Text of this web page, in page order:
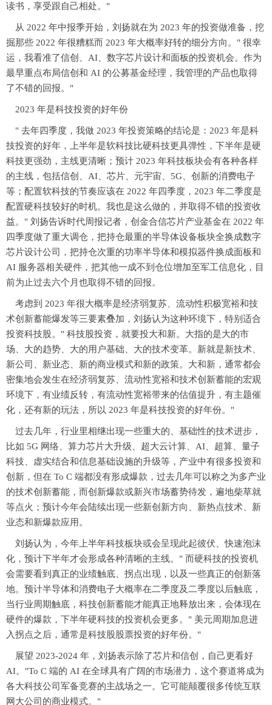
读书，享受跟自己相处。"
从 2022 年中报季开始，刘扬就在为 2023 年的投资做准备，挖
掘那些 2022 年很糟糕而 2023 年大概率好转的细分方向。" 很幸
运，我看准了信创、AI、数字芯片设计和面板的投资机会。作为
最早重点布局信创和 AI 的公募基金经理，我管理的产品也取得
了不错的回报。"
2023 年是科技投资的好年份
" 去年四季度，我做 2023 年投资策略的结论是：2023 年是科
技投资的好年，上半年是软科技比硬科技更具弹性，下半年是硬
科技更强劲，主线更清晰；预计 2023 年科技板块会有各种各样
的主线，包括信创、AI、芯片、元宇宙、5G、创新的消费电子
等；配置软科技的节奏应该在 2022 年四季度，2023 年二季度是
配置硬科技较好的时机。我也是这么做的，并取得不错的投资收
益。" 刘扬告诉时代周报记者，创金合信芯片产业基金在 2022 年
四季度做了重大调仓，把持仓最重的半导体设备板块全换成数字
芯片设计公司，把持仓次重的功率半导体和模拟器件换成面板和
AI 服务器相关硬件，把其他一成不到仓位增加至军工信息化，目
前为止过去六个月也取得不错的回报。
考虑到 2023 年很大概率是经济弱复苏、流动性积极宽裕和技
术创新蓄能爆发等三要素叠加，刘扬认为这种环境下，特别适合
投资科技股。" 科技股投资，就要投大和新。大指的是大的市
场、大的趋势、大的用户基础、大的技术变革。新就是新技术、
新公司、新业态、新的商业模式和新的政策。大和新，通常都会
密集地会发生在经济弱复苏、流动性宽裕和技术创新蓄能的宏观
环境下，有业绩反转，有流动性宽裕带来的估值提升，有主题催
化，还有新的玩法，所以 2023 年是科技投资的好年份。"
过去几年，行业里相继出现一些重大的、基础性的技术进步，
比如 5G 网络、算力芯片大升级、超大云计算、AI、超算、量子
科技、虚实结合和信息基础设施的升级等，产业中有很多投资和
创新，但在 To C 端都没有形成爆款，过去几年可以称之为多产业
的技术创新蓄能，而创新爆款或新兴市场蓄势待发，遍地柴草就
等点火；预计今年会陆续出现一些新创新方向、新热点技术、新
业态和新爆款应用。
刘扬认为，今年上半年科技板块或会呈现此起彼伏、快速泡沫
化，预计下半年才会形成各种清晰的主线。" 而硬科技的投资机
会需要看到真正的业绩触底、拐点出现，以及一些真正的创新落
地。预计半导体和消费电子大概率在二季度及二季度以后触底，
当行业周期触底，科技创新蓄能才能真正地释放出来，会体现在
硬件的爆款，下半年硬科技的投资机会更多。" 美元周期加息进
入拐点之后，通常是科技股股票投资的好年份。"
展望 2023-2024 年，刘扬表示除了芯片和信创，自己更看好
AI。"To C 端的 AI 在全球具有广阔的市场潜力，这个赛道将成为
各大科技公司军备竞赛的主战场之一。它可能颠覆很多传统互联
网大公司的商业模式。"